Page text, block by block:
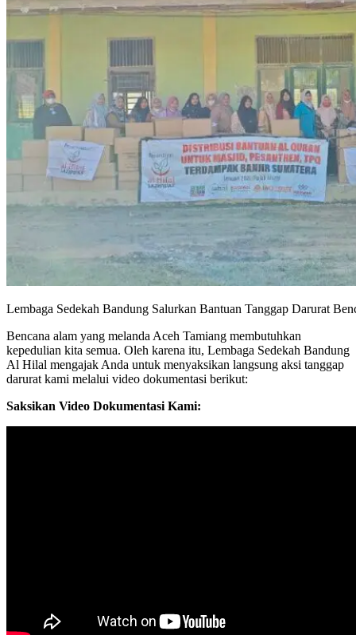
Lembaga Sedekah Bandung Salurkan Bantuan Tanggap Darurat
Bencana alam yang melanda Aceh Tamiang membutuhkan
kepedulian kita semua. Oleh karena itu, Lembaga Sedekah Bandung
Al Hilal mengajak Anda untuk menyaksikan langsung aksi tanggap
darurat kami melalui video dokumentasi berikut:
Saksikan Video Dokumentasi Kami: